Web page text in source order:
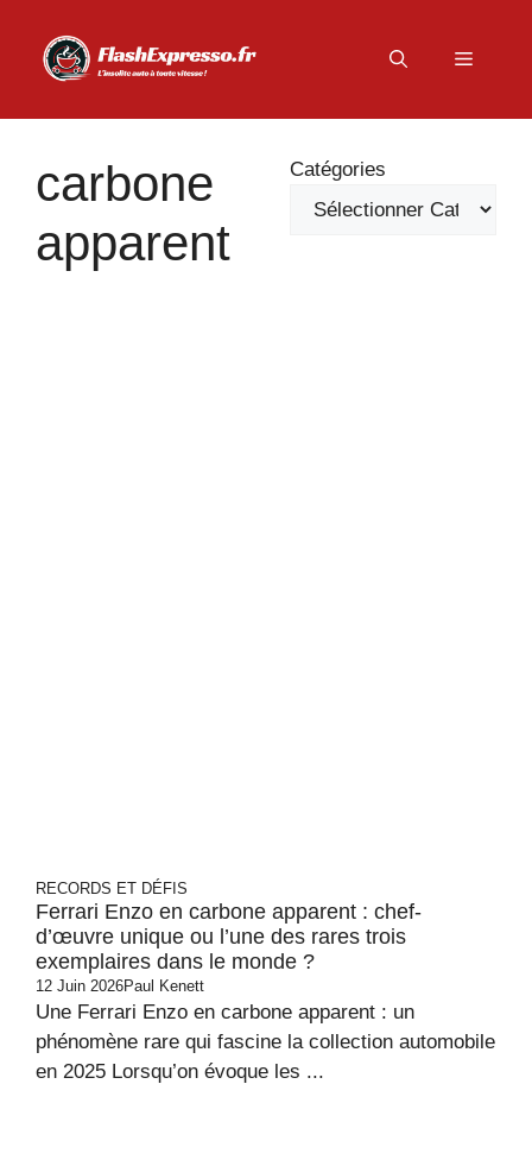
contenu
Menu
carbone
apparent
Catégories
RECORDS ET DÉFIS
Ferrari Enzo en carbone apparent : chef-
d’œuvre unique ou l’une des rares trois
exemplaires dans le monde ?
12 Juin 2026Paul Kenett
Une Ferrari Enzo en carbone apparent : un
phénomène rare qui fascine la collection automobile
en 2025 Lorsqu’on évoque les ...